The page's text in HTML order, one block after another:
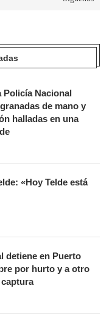
Policía Nacional
de mano y
halladas en una
«Hoy Telde está
detiene en Puerto
por hurto y a otro